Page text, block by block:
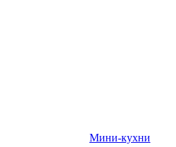
Мини-кухни